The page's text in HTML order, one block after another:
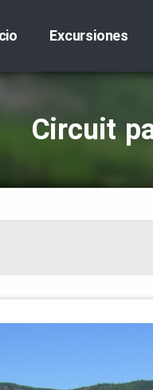
Excursiones
Circuit